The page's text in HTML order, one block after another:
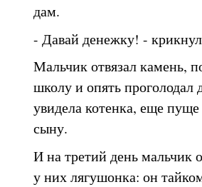
дам.
- Давай денежку! -
Мальчик отвязал камень,
школу и опять проголодал
увидела котенка, еще
сыну.
И на третий день мальчик
у них лягушонка: он